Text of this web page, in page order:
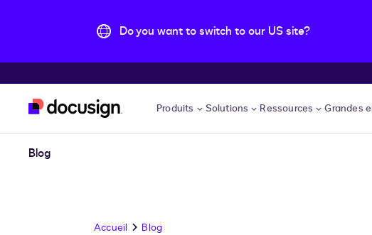
Do you want to switch to our US site?
Produits Solutions Ressources Grandes
Blog
Accueil Blog